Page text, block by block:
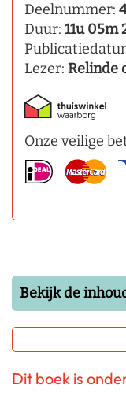
Deelnummer:
Duur: 11u 05m
Lezer: Relinde
Onze veilige
Bekijk de
Dit boek is